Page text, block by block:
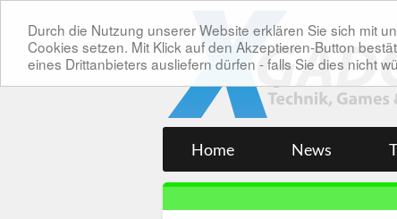
Durch die Nutzung unserer Website erklären Sie sich mit
Cookies setzen. Mit Klick auf den Akzeptieren-Button
eines Drittanbieters ausliefern dürfen - falls Sie dies nicht
Home News